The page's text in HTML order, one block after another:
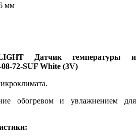
мм
Датчик температуры и
72-SUF White (3V)
обогревом и увлажнением для